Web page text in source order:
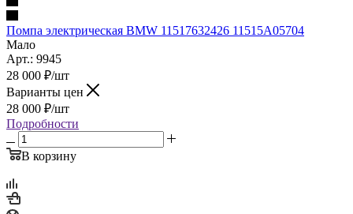
Помпа электрическая BMW 11517632426 11515A05704
Мало
Арт.: 9945
28 000 ₽/шт
Варианты цен
28 000 ₽/шт
Подробности
В корзину